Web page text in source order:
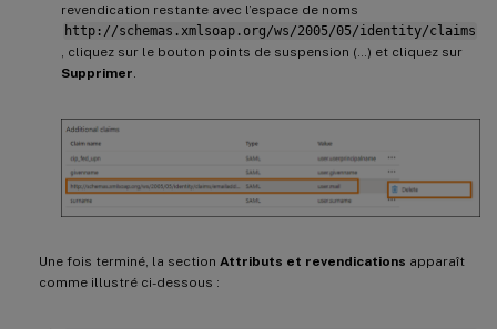
revendication restante avec l’espace de noms
http://schemas.xmlsoap.org/ws/2005/05/identity/claims
, cliquez sur le bouton points de suspension (…) et cliquez sur
Supprimer
Une fois terminé, la section Attributs et revendications apparaît
comme illustré ci-dessous :